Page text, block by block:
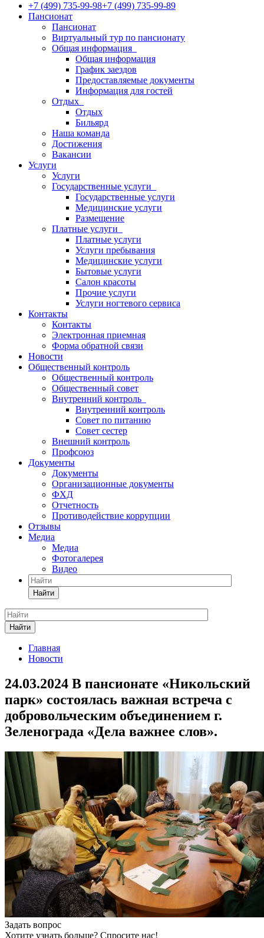
+7 (499) 735-99-98+7 (499) 735-99-89
Пансионат
Пансионат
Виртуальный тур по пансионату
Общая информация
Общая информация
График заездов
Предоставляемые документы
Информация для гостей
Отдых
Отдых
Бильярд
Наша команда
Достижения
Вакансии
Услуги
Услуги
Государственные услуги
Государственные услуги
Медицинские услуги
Размещение
Платные услуги
Платные услуги
Услуги пребывания
Медицинские услуги
Бытовые услуги
Салон красоты
Прочие услуги
Услуги ногтевого сервиса
Контакты
Контакты
Электронная приемная
Форма обратной связи
Новости
Общественный контроль
Общественный контроль
Общественный совет
Внутренний контроль
Внутренний контроль
Совет по питанию
Совет сестер
Внешний контроль
Профсоюз
Документы
Документы
Организационные документы
ФХД
Отчетность
Противодействие коррупции
Отзывы
Медиа
Медиа
Фотогалерея
Видео
Найти
Найти
Главная
Новости
24.03.2024 В пансионате «Никольский
парк» состоялась важная встреча с
добровольческим объединением г.
Зеленограда «Дела важнее слов».
Задать вопрос
Хотите узнать больше? Спросите нас!